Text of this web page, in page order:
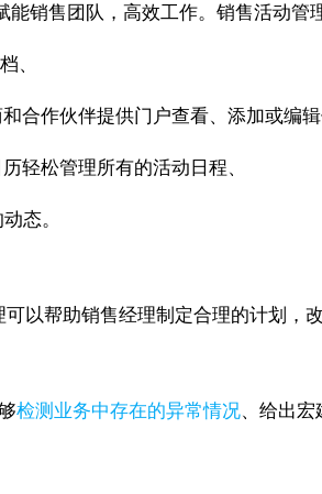
能销售团队，高效工作。销售活动管
、
合作伙伴提供门户查看、添加或编辑
轻松管理所有的活动日程、
态。
可以帮助销售经理制定合理的计划，
检测业务中存在的异常情况、给出宏